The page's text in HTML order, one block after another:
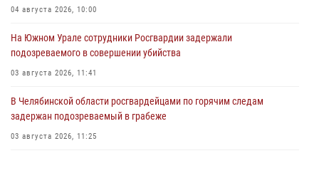
04 августа 2026, 10:00
На Южном Урале сотрудники Росгвардии задержали
подозреваемого в совершении убийства
03 августа 2026, 11:41
В Челябинской области росгвардейцами по горячим следам
задержан подозреваемый в грабеже
03 августа 2026, 11:25